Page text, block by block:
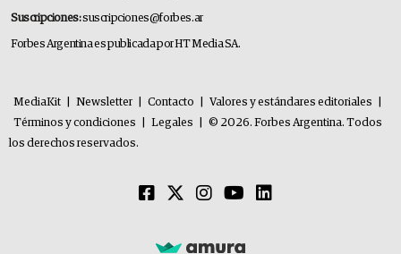
Suscripciones:suscripciones@forbes.ar
Forbes Argentina es publicada por HT Media SA.
MediaKit Newsletter Contacto Valores y estándares editoriales
Términos y condiciones
Legales
© 2026. Forbes Argentina. Todos
los derechos reservados.